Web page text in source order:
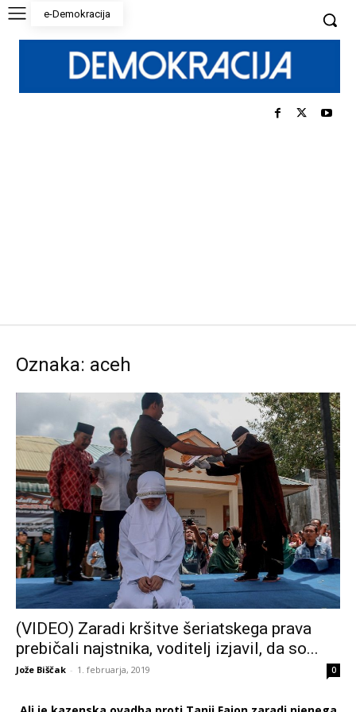
e-Demokracija
Oznaka: aceh
(VIDEO) Zaradi kršitve šeriatskega prava
prebičali najstnika, voditelj izjavil, da so...
Jože Biščak - 1. februarja, 2019 0